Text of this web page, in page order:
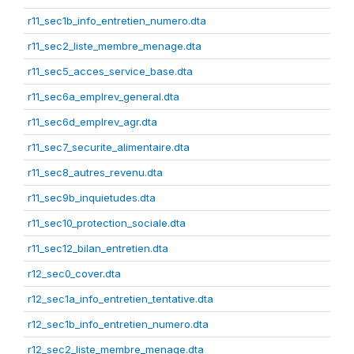
r11_sec1b_info_entretien_numero.dta
r11_sec2_liste_membre_menage.dta
r11_sec5_acces_service_base.dta
r11_sec6a_emplrev_general.dta
r11_sec6d_emplrev_agr.dta
r11_sec7_securite_alimentaire.dta
r11_sec8_autres_revenu.dta
r11_sec9b_inquietudes.dta
r11_sec10_protection_sociale.dta
r11_sec12_bilan_entretien.dta
r12_sec0_cover.dta
r12_sec1a_info_entretien_tentative.dta
r12_sec1b_info_entretien_numero.dta
r12_sec2_liste_membre_menage.dta